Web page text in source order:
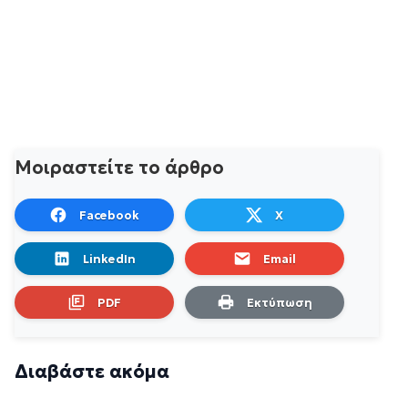
Μοιραστείτε το άρθρο
Facebook X
LinkedIn Email
PDF Εκτύπωση
Διαβάστε ακόμα